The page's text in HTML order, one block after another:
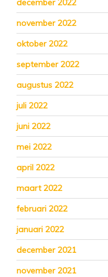
december 2022
november 2022
oktober 2022
september 2022
augustus 2022
juli 2022
juni 2022
mei 2022
april 2022
maart 2022
februari 2022
januari 2022
december 2021
november 2021